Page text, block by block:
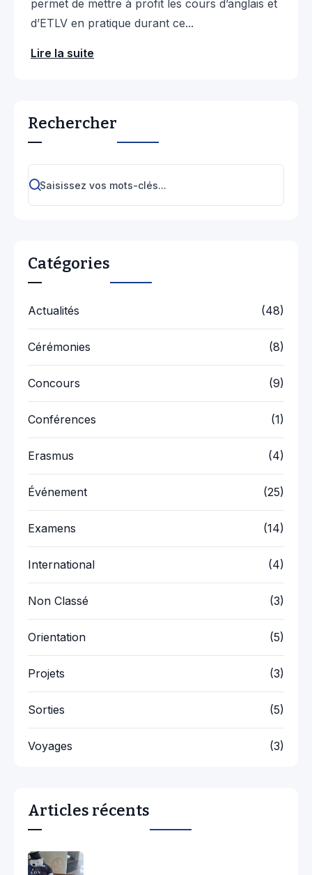
permet de mettre à profit les cours d’anglais et
d’ETLV en pratique durant ce...
Lire la suite
Rechercher
Catégories
Actualités (48)
Cérémonies (8)
Concours (9)
Conférences (1)
Erasmus (4)
Événement (25)
Examens (14)
International (4)
Non Classé (3)
Orientation (5)
Projets (3)
Sorties (5)
Voyages (3)
Articles récents